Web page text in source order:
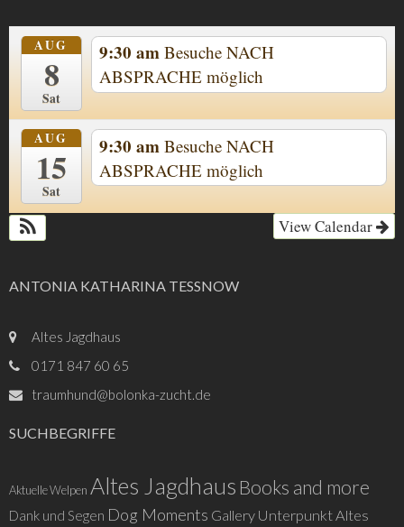
AUG
8
Sat
9:30 am Besuche NACH
ABSPRACHE möglich
AUG
15
Sat
9:30 am Besuche NACH
ABSPRACHE möglich
View Calendar
ANTONIA KATHARINA TESSNOW
Altes Jagdhaus
0171 847 60 65
traumhund@bolonka-zucht.de
SUCHBEGRIFFE
Aktuelle Welpen Altes Jagdhaus Books and more
Dank und Segen Dog Moments Gallery Unterpunkt Altes